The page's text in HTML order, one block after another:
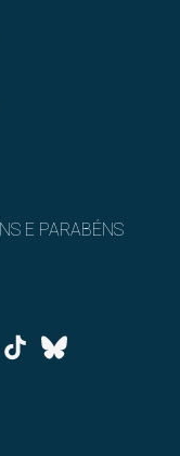
E PARABÉNS
Tiktok
Bluesky